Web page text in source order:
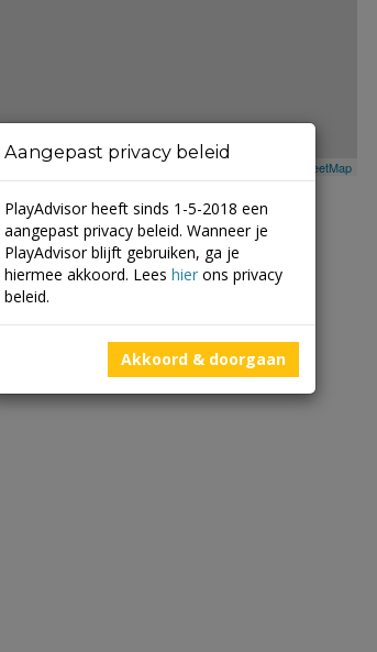
Leaflet OpenStreetMap
Aangepast privacy beleid
PlayAdvisor heeft sinds 1-5-2018 een
aangepast privacy beleid. Wanneer je
PlayAdvisor blijft gebruiken, ga je
hiermee akkoord. Lees hier ons privacy
beleid.
Akkoord & doorgaan